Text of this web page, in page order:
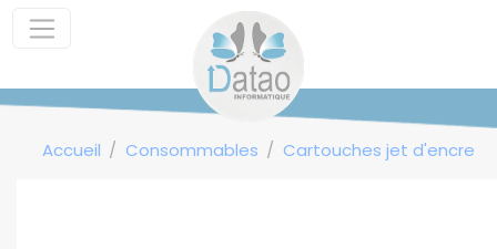
Accueil Consommables Cartouches jet d'encre
Panneau de gestion des cookies